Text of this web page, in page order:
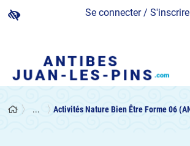
Se connecter / S'inscrire
... Activités Nature Bien Être Forme 06